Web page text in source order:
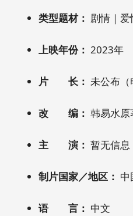
类型题材： 剧情｜
上映年份： 2023年
片 长： 未公布（
改 编： 韩易水原
主 演： 暂无信息
制片国家／地区： 中
语 言： 中文